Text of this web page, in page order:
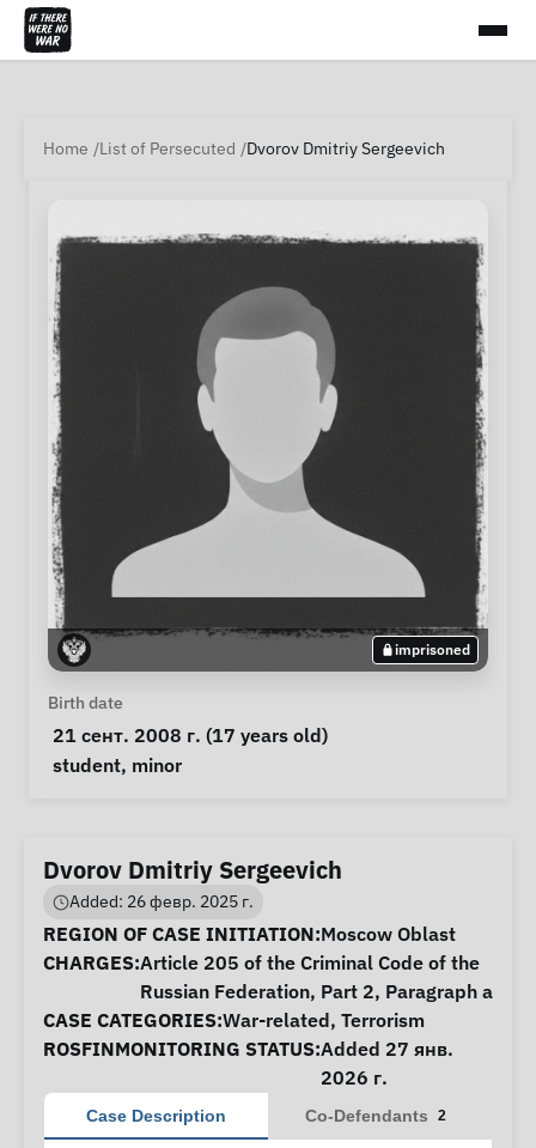
Home List of Persecuted Dvorov Dmitriy Sergeevich
imprisoned
Personal Information
Birth date
21 сент. 2008 г. (17 years old)
Special circumstances
student, minor
Dvorov Dmitriy Sergeevich
Added: 26 февр. 2025 г.
Case Information
REGION OF CASE INITIATION:Moscow Oblast
CHARGES:Article 205 of the Criminal Code of the
Russian Federation, Part 2, Paragraph a
CASE CATEGORIES:War-related, Terrorism
ROSFINMONITORING STATUS:Added 27 янв.
2026 г.
Case Description Co-Defendants 2